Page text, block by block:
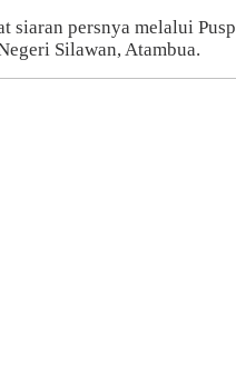
siaran persnya melalui
Silawan, Atambua.